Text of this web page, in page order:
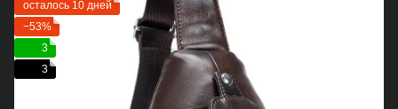
осталось 10 дней
−53%
3
3